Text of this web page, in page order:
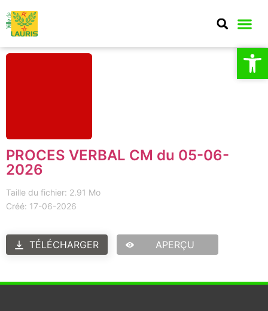
PROCES VERBAL CM du 05-06-
2026
Taille du fichier: 2.91 Mo
Créé: 17-06-2026
TÉLÉCHARGER APERÇU